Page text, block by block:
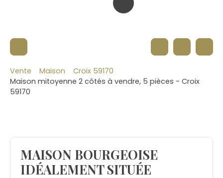
Vente Maison
Croix 59170
Maison mitoyenne 2 côtés à vendre, 5 pièces - Croix
59170
MAISON BOURGEOISE
IDÉALEMENT SITUÉE